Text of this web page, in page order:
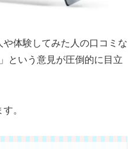
体験してみた人の口コミな
という意見が圧倒的に目立
。